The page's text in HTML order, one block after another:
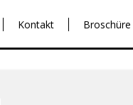
Kontakt Broschüre